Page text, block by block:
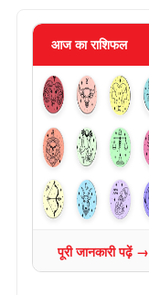
आज का राशिफल
पूरी जानकारी पढ़ें →